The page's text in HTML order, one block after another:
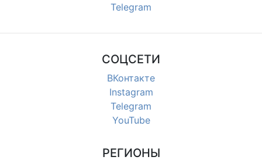
Telegram
СОЦСЕТИ
ВКонтакте
Instagram
Telegram
YouTube
РЕГИОНЫ